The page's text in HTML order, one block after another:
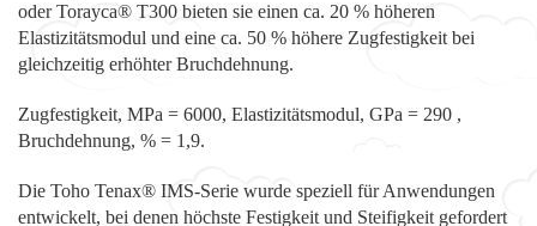
oder Torayca® T300 bieten sie einen ca. 20 % höheren
Elastizitätsmodul und eine ca. 50 % höhere Zugfestigkeit bei
gleichzeitig erhöhter Bruchdehnung.
Zugfestigkeit, MPa = 6000, Elastizitätsmodul, GPa = 290 ,
Bruchdehnung, % = 1,9.
Die Toho Tenax® IMS-Serie wurde speziell für Anwendungen
entwickelt, bei denen höchste Festigkeit und Steifigkeit gefordert